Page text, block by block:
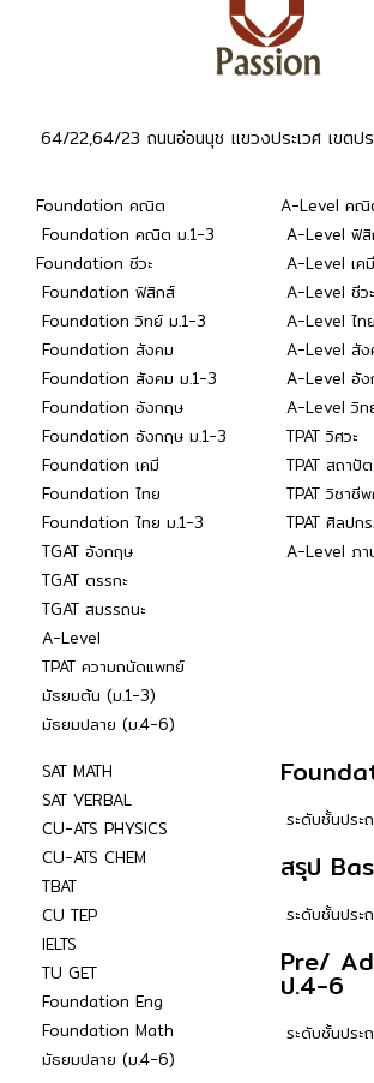
64/22,64/23 ถนนอ่อนนุช แขวงประเวศ เขตป
Foundation คณิต
Foundation คณิต ม.1-3
Foundation ชีวะ
Foundation ฟิสิกส์
Foundation วิทย์ ม.1-3
Foundation สังคม
Foundation สังคม ม.1-3
Foundation อังกฤษ
Foundation อังกฤษ ม.1-3
Foundation เคมี
Foundation ไทย
Foundation ไทย ม.1-3
TGAT อังกฤษ
TGAT ตรรกะ
TGAT สมรรถนะ
A-Level
TPAT ความถนัดแพทย์
มัธยมต้น (ม.1-3)
มัธยมปลาย (ม.4-6)
A-Level คณิ
A-Level ฟิ
A-Level เคมี
A-Level ชีวะ
A-Level ไทย
A-Level สัง
A-Level อั
A-Level วิท
TPAT วิศวะ
TPAT สถาปั
TPAT วิชาชี
TPAT ศิลปก
A-Level ภา
SAT MATH
SAT VERBAL
CU-ATS PHYSICS
CU-ATS CHEM
TBAT
CU TEP
IELTS
TU GET
Foundation Eng
Foundation Math
มัธยมปลาย (ม.4-6)
ระดับชั้นประ
สรุป
ระดับชั้นประ
Pre/
ป.4-6
ระดับชั้นประ